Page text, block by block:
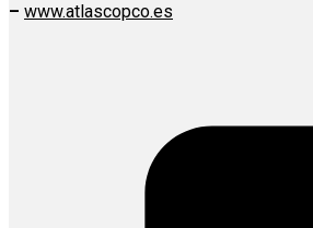
– www.atlascopco.es